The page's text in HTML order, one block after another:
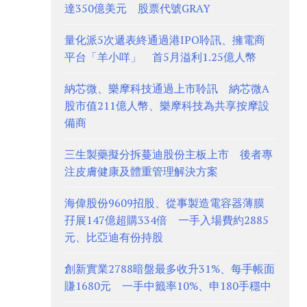
達350億美元 股票代號GRAY
量化派5次遞表終通過港IPO聆訊、擁電商
平台「羊小咩」 首5月溢利1.25億人幣
納芯微、樂摩科技通過上市聆訊 納芯微A
股市值211億人幣、樂摩科技為共享按摩設
備商
三生製藥擬分拆蔓迪股份主板上市 後者專
注皮膚健康及體重管理解決方案
海偉股份9609招股、從事製造電容器薄膜
孖展147億超購334倍 一手入場費約2885
元、比亞迪有份持股
創新實業2788暗盤最多收升31%、每手帳面
賺1680元 一手中籤率10%、申180手穩中